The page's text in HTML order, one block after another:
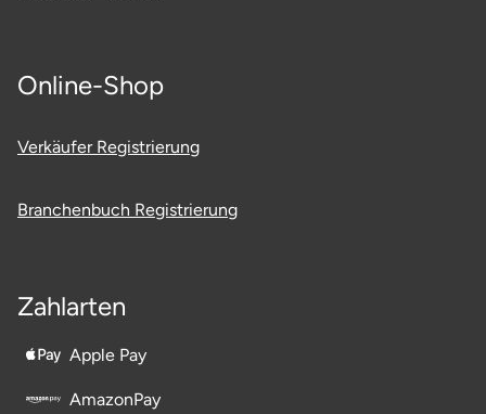
Online-Shop
Verkäufer Registrierung
Branchenbuch Registrierung
Zahlarten
Apple Pay
AmazonPay